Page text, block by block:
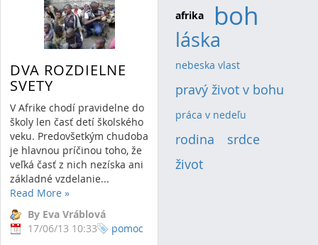
DVA ROZDIELNE
SVETY
V Afrike chodí pravidelne do
školy len časť detí školského
veku. Predovšetkým chudoba
je hlavnou príčinou toho, že
veľká časť z nich nezíska ani
základné vzdelanie...
Read More »
By Eva Vráblová
17/06/13 10:33
pomoc
afrika
boh
láska
nebeska vlast
pravý život v bohu
práca v nedeľu
rodina (2)srdce
život